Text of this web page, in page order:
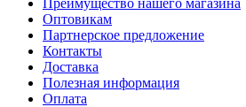
Преимущество нашего магазина
Оптовикам
Партнерское предложение
Контакты
Доставка
Полезная информация
Оплата